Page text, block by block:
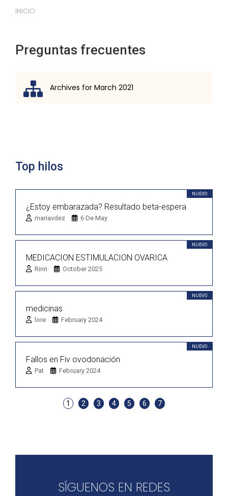
INICIO
Preguntas frecuentes
Archives for March 2021
Top hilos
NUEVO
¿Estoy embarazada? Resultado beta-espera
mariavdez 6 De May
NUEVO
MEDICACION ESTIMULACION OVARICA
Rinn October 2025
NUEVO
medicinas
lore February 2024
NUEVO
Fallos en Fiv ovodonación
Pat February 2024
1 2 3 4 5 6 7
SÍGUENOS EN REDES